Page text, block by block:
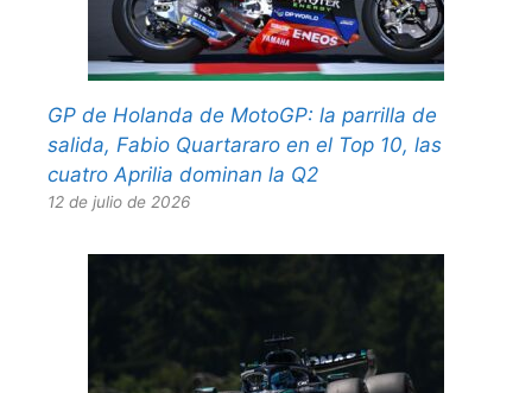
GP de Holanda de MotoGP: la parrilla de
salida, Fabio Quartararo en el Top 10, las
cuatro Aprilia dominan la Q2
12 de julio de 2026